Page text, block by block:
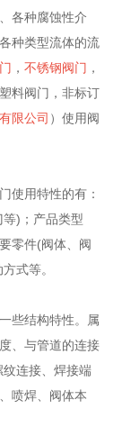
各种腐蚀性介
种类型流体的流
， 不锈钢阀门 ，
料阀门，非标订
限公司 ）使用阀
使用特性的有：
等)；产品类型
零件(阀体、阀
式等。
些结构特性。属
、与管道的连接
连接、焊接端
喷焊、阀体本